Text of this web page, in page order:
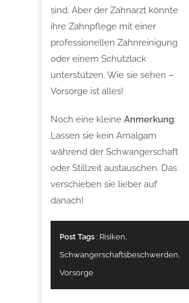
sind. Aber der Zahnarzt könnte
ihre Zahnpflege mit einer
professionellen Zahnreinigung
oder einem Schutzlack
unterstützen. Wie sie sehen –
Vorsorge ist alles!
Noch eine kleine Anmerkung:
Lassen sie kein Amalgam
während der Schwangerschaft
oder Stillzeit austauschen. Das
verschieben sie lieber auf
danach!
Post Tags : Risiken
Schwangerschaftsbeschwerden
Vorsorge